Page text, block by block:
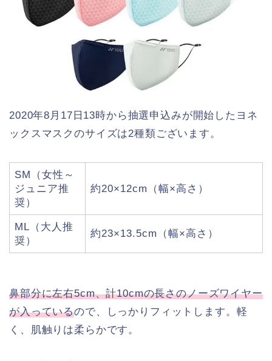
2020年8月17日13時から抽選申込みが開始したヨネ
ックスマスクのサイズは2種類ございます。
SM（女性～
ジュニア推
奨）
約20×12cm（幅×高さ）
ML（大人推
奨）
約23×13.5cm（幅×高さ）
鼻部分に左右5cm、計10cmの長さのノーズワイヤー
が入っているので、しっかりフィットします。軽
く、肌触りは柔らかです。